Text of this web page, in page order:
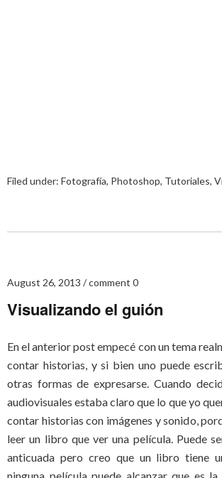
Filed under: Fotografía, Photoshop, Tutoriales,
August 26, 2013 comment 0
Visualizando el guión
En el anterior post empecé con un tema
contar historias, y si bien uno puede
otras formas de expresarse. Cuando
audiovisuales estaba claro que lo que yo
contar historias con imágenes y sonido,
leer un libro que ver una película. Puede
anticuada pero creo que un libro tiene